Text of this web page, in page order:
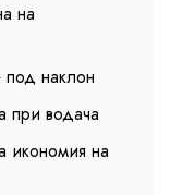
на
под наклон
при водача
икономия на